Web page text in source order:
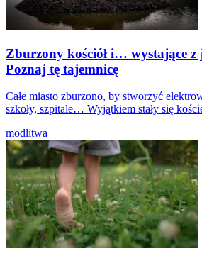
Zburzony kościół i… wystające z
Poznaj tę tajemnicę
Całe miasto zburzono, by stworzyć
szkoły, szpitale… Wyjątkiem stały się
modlitwa